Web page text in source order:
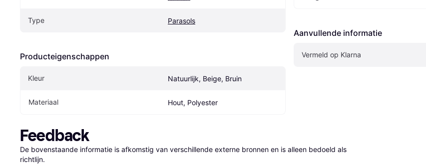
Type Parasols
Producteigenschappen
Kleur Natuurlijk, Beige, Bruin
Materiaal Hout, Polyester
Aanvullende informatie
Vermeld op Klarna
Feedback
De bovenstaande informatie is afkomstig van verschillende externe bronnen en is alleen bedoeld als
richtlijn.